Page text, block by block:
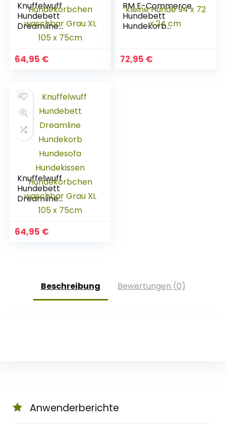
Knuffelwuff
Hundebett
Dreamline
Hundekorb
Hundekissen
Hundekörbchen
64,95 €
RM E-Commerce
Hundebett
Hundekorb
Kissen grau für
große und kleine
72,95 €
Knuffelwuff
Hundebett
Dreamline
Hundekorb
Hundekissen
Hundekörbchen
64,95 €
Beschreibung Bewertungen (0)
Anwenderberichte